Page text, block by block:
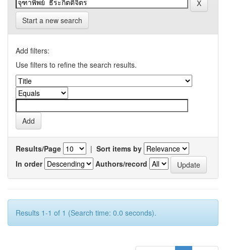
Start a new search
Add filters:
Use filters to refine the search results.
Results/Page | Sort items by
In order
Authors/record
Results 1-1 of 1 (Search time: 0.0 seconds).